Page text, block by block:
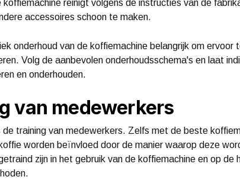
reinigt volgens de instructies van de
accessoires schoon te maken.
onderhoud van de koffiemachine belangrijk om ervoor
Volg de aanbevolen onderhoudsschema's en laat
en onderhouden.
van medewerkers
de training van medewerkers. Zelfs met de beste
worden beïnvloed door de manier waarop deze
zijn in het gebruik van de koffiemachine en op de